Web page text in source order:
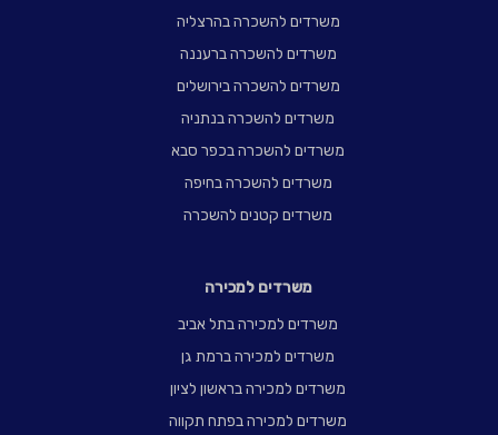
משרדים להשכרה בהרצליה
משרדים להשכרה ברעננה
משרדים להשכרה בירושלים
משרדים להשכרה בנתניה
משרדים להשכרה בכפר סבא
משרדים להשכרה בחיפה
משרדים קטנים להשכרה
משרדים למכירה
משרדים למכירה בתל אביב
משרדים למכירה ברמת גן
משרדים למכירה בראשון לציון
משרדים למכירה בפתח תקווה